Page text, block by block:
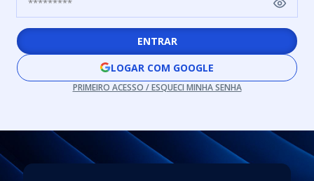
ENTRAR
LOGAR COM GOOGLE
PRIMEIRO ACESSO / ESQUECI MINHA SENHA